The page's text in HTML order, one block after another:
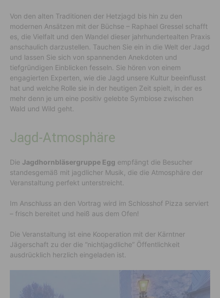
Von den alten Traditionen der Hetzjagd bis hin zu den
modernen Ansätzen mit der Büchse – Raphael Gressel schafft
es, die Vielfalt und den Wandel dieser jahrhundertealten Praxis
anschaulich darzustellen. Tauchen Sie ein in die Welt der Jagd
und lassen Sie sich von spannenden Anekdoten und
tiefgründigen Einblicken fesseln. Sie hören von einem
engagierten Experten, wie die Jagd unsere Kultur beeinflusst
hat und welche Rolle sie in der heutigen Zeit spielt, in der es
mehr denn je um eine positiv gelebte Symbiose zwischen
Wald und Wild geht.
Jagd-Atmosphäre
Die Jagdhornbläsergruppe Egg empfängt die Besucher
standesgemäß mit jagdlicher Musik, die die Atmosphäre der
Veranstaltung perfekt unterstreicht.
Im Anschluss an den Vortrag wird im Schlosshof Pizza serviert
– frisch bereitet und heiß aus dem Ofen!
Die Veranstaltung ist eine Kooperation mit der Kärntner
Jägerschaft zu der die “nichtjagdliche” Öffentlichkeit
ausdrücklich herzlich eingeladen ist.